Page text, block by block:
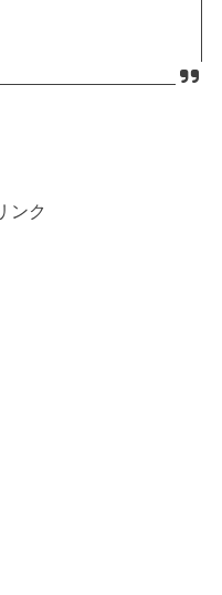
ンク